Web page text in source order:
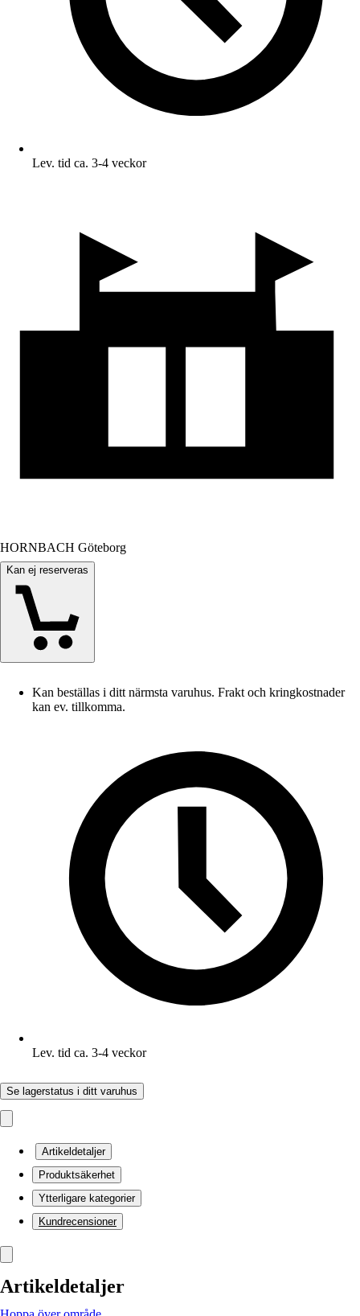
Lev. tid ca. 3-4 veckor
HORNBACH Göteborg
Kan ej reserveras
Kan beställas i ditt närmsta varuhus. Frakt och kringkostnader
kan ev. tillkomma.
Lev. tid ca. 3-4 veckor
Se lagerstatus i ditt varuhus
Artikeldetaljer
Produktsäkerhet
Ytterligare kategorier
Kundrecensioner
Artikeldetaljer